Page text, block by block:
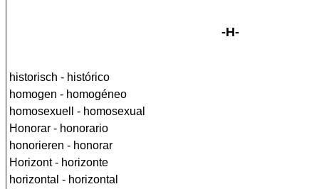
-H-
historisch - histórico
homogen - homogéneo
homosexuell - homosexual
Honorar - honorario
honorieren - honorar
Horizont - horizonte
horizontal - horizontal